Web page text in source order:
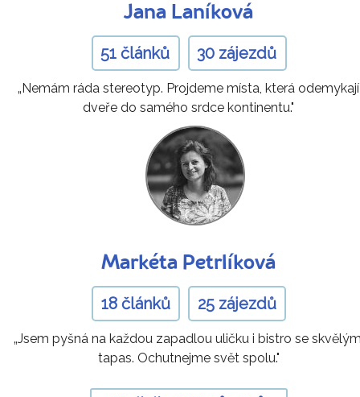
Jana Laníková
51 článků 30 zájezdů
„Nemám ráda stereotyp. Projdeme místa, která odemykají
dveře do samého srdce kontinentu."
Markéta Petrlíková
18 článků 25 zájezdů
„Jsem pyšná na každou zapadlou uličku i bistro se
tapas. Ochutnejme svět spolu."